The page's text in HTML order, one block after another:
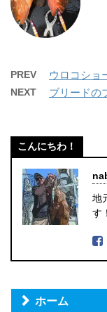
PREV ウロコショ
NEXT ブリードの
こんにちわ！
地
す！
ホーム